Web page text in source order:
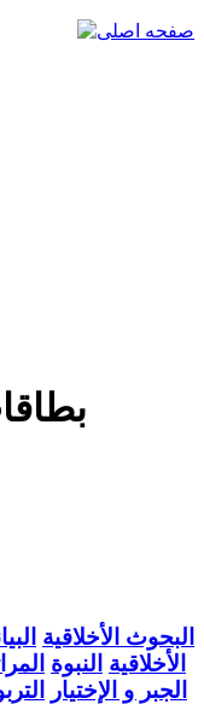
البحوث الأخلاقية
الأخلاقية النبوة
الجبر و الإختيار